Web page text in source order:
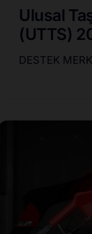
Ulusal
(UTTS)
DESTEK